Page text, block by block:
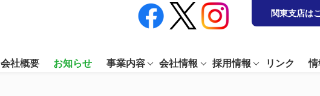
関東支店は
会社概要 お知らせ 事業内容 会社情報 採用情報 リンク 情